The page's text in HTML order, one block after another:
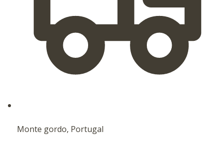
Monte gordo, Portugal